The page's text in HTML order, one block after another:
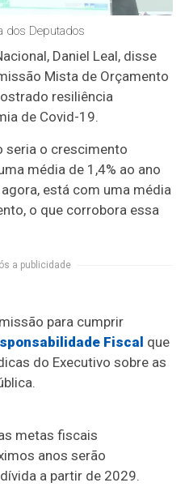
dos Deputados
Daniel Leal, disse
Mista de Orçamento
resiliência
de Covid-19.
seria o crescimento
média de 1,4% ao ano
está com uma média
o que corrobora essa
a publicidade
para cumprir
Fiscal que
do Executivo sobre as
metas fiscais
anos serão
a partir de 2029.